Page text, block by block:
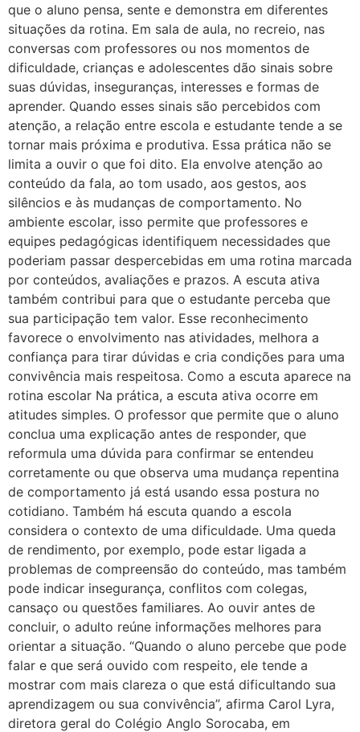
que o aluno pensa, sente e demonstra em diferentes
situações da rotina. Em sala de aula, no recreio, nas
conversas com professores ou nos momentos de
dificuldade, crianças e adolescentes dão sinais sobre
suas dúvidas, inseguranças, interesses e formas de
aprender. Quando esses sinais são percebidos com
atenção, a relação entre escola e estudante tende a se
tornar mais próxima e produtiva. Essa prática não se
limita a ouvir o que foi dito. Ela envolve atenção ao
conteúdo da fala, ao tom usado, aos gestos, aos
silêncios e às mudanças de comportamento. No
ambiente escolar, isso permite que professores e
equipes pedagógicas identifiquem necessidades que
poderiam passar despercebidas em uma rotina marcada
por conteúdos, avaliações e prazos. A escuta ativa
também contribui para que o estudante perceba que
sua participação tem valor. Esse reconhecimento
favorece o envolvimento nas atividades, melhora a
confiança para tirar dúvidas e cria condições para uma
convivência mais respeitosa. Como a escuta aparece na
rotina escolar Na prática, a escuta ativa ocorre em
atitudes simples. O professor que permite que o aluno
conclua uma explicação antes de responder, que
reformula uma dúvida para confirmar se entendeu
corretamente ou que observa uma mudança repentina
de comportamento já está usando essa postura no
cotidiano. Também há escuta quando a escola
considera o contexto de uma dificuldade. Uma queda
de rendimento, por exemplo, pode estar ligada a
problemas de compreensão do conteúdo, mas também
pode indicar insegurança, conflitos com colegas,
cansaço ou questões familiares. Ao ouvir antes de
concluir, o adulto reúne informações melhores para
orientar a situação. “Quando o aluno percebe que pode
falar e que será ouvido com respeito, ele tende a
mostrar com mais clareza o que está dificultando sua
aprendizagem ou sua convivência”, afirma Carol Lyra,
diretora geral do Colégio Anglo Sorocaba, em